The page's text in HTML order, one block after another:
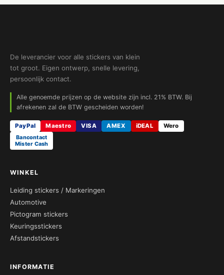
De leverancier voor alle stickers van klein
tot groot. Eigen ontwerp, snelle levering,
persoonlijk contact.
Alle genoemde prijzen op de website zijn incl. 21% BTW. Bij
afrekenen zal de BTW gescheiden worden!
PayPal Maestro VISA AMEX iDEAL
Wero
Bancontact
Mister Cash
WINKEL
Leiding stickers / Markeringen
Automotive
Pictogram stickers
Keuringsstickers
Afstandstickers
INFORMATIE